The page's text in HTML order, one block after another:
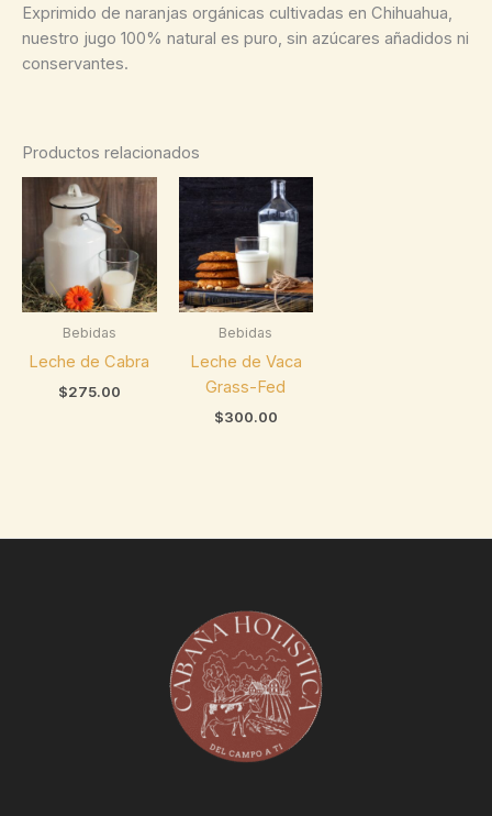
Exprimido de naranjas orgánicas cultivadas en Chihuahua,
nuestro jugo 100% natural es puro, sin azúcares añadidos ni
conservantes.
Productos relacionados
Bebidas
Leche de Cabra
$275.00
Bebidas
Leche de Vaca
Grass-Fed
$300.00